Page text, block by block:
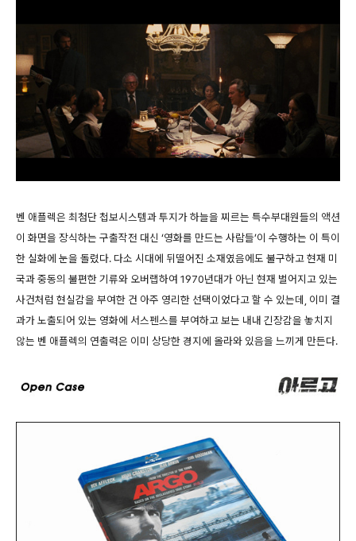
벤 애플렉은 최첨단 첩보시스템과 투지가 하늘을 찌르는 특수부대원들의 액션
이 화면을 장식하는 구출작전 대신 ‘영화를 만드는 사람들’이 수행하는 이 특이
한 실화에 눈을 돌렸다. 다소 시대에 뒤떨어진 소재였음에도 불구하고 현재 미
국과 중동의 불편한 기류와 오버랩하여 1970년대가 아닌 현재 벌어지고 있는
사건처럼 현실감을 부여한 건 아주 영리한 선택이었다고 할 수 있는데, 이미 결
과가 노출되어 있는 영화에 서스펜스를 부여하고 보는 내내 긴장감을 놓치지
않는 벤 애플렉의 연출력은 이미 상당한 경지에 올라와 있음을 느끼게 만든다.